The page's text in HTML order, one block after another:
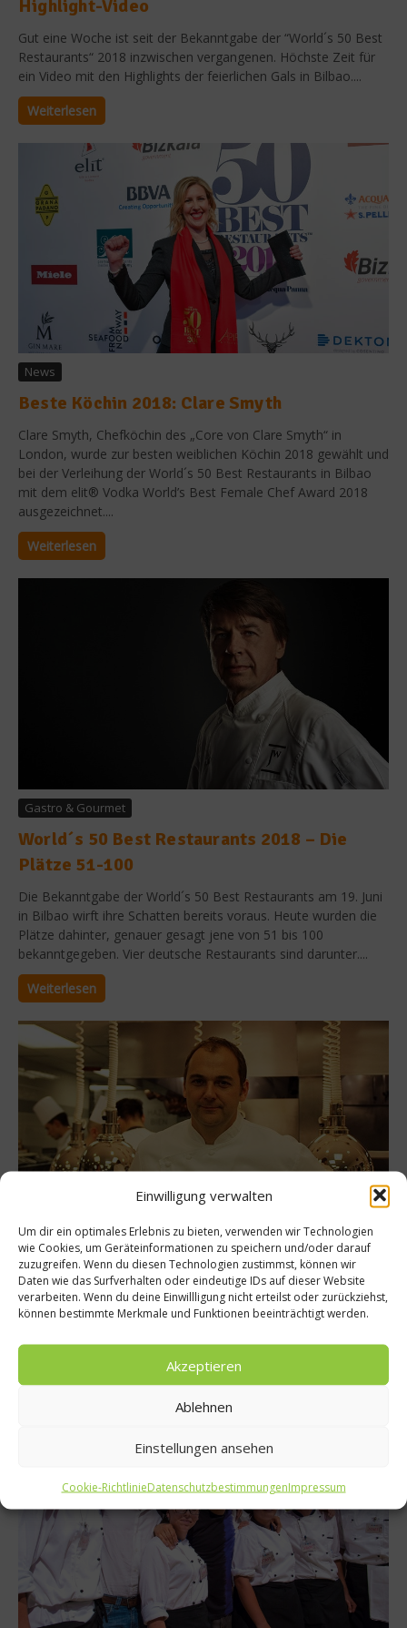
Einwilligung verwalten
Um dir ein optimales Erlebnis zu bieten, verwenden wir Technologien
wie Cookies, um Geräteinformationen zu speichern und/oder darauf
zuzugreifen. Wenn du diesen Technologien zustimmst, können wir
Daten wie das Surfverhalten oder eindeutige IDs auf dieser Website
verarbeiten. Wenn du deine Einwillligung nicht erteilst oder zurückziehst,
können bestimmte Merkmale und Funktionen beeinträchtigt werden.
Akzeptieren
Ablehnen
Einstellungen ansehen
Cookie-RichtlinieDatenschutzbestimmungenImpressum
Highlight-Video
Gut eine Woche ist seit der Bekanntgabe der “World´s 50 Best
Restaurants“ 2018 inzwischen vergangenen. Höchste Zeit für
ein Video mit den Highlights der feierlichen Gals in Bilbao....
Weiterlesen
News
Beste Köchin 2018: Clare Smyth
Clare Smyth, Chefköchin des „Core von Clare Smyth“ in
London, wurde zur besten weiblichen Köchin 2018 gewählt und
bei der Verleihung der World´s 50 Best Restaurants in Bilbao
mit dem elit® Vodka World’s Best Female Chef Award 2018
ausgezeichnet....
Weiterlesen
Gastro & Gourmet
World´s 50 Best Restaurants 2018 – Die
Plätze 51-100
Die Bekanntgabe der World´s 50 Best Restaurants am 19. Juni
in Bilbao wirft ihre Schatten bereits voraus. Heute wurden die
Plätze dahinter, genauer gesagt jene von 51 bis 100
bekanntgegeben. Vier deutsche Restaurants sind darunter....
Weiterlesen
News
The World´s 50 best Restaurants 2017
Heute wurden in Melbourne die World´s 50 best Restaurants
Hier die komplette Liste....
Weiterlesen